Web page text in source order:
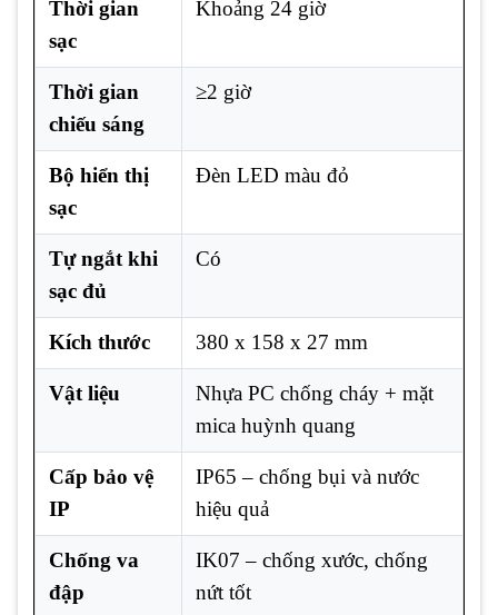
Thời gian
sạc
Khoảng 24 giờ
Thời gian
chiếu sáng
≥2 giờ
Bộ hiển thị
sạc
Đèn LED màu đỏ
Tự ngắt khi
sạc đủ
Có
Kích thước 380 x 158 x 27 mm
Vật liệu
Nhựa PC chống cháy + mặt
mica huỳnh quang
Cấp bảo vệ
IP
IP65 – chống bụi và nước
hiệu quả
Chống va
đập
IK07 – chống xước, chống
nứt tốt